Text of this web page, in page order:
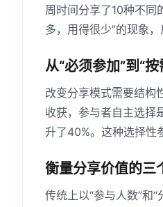
周时间分享了10种不同
多，用得很少”的现象
从“必须参加”到“
改变分享模式需要结构
收获，参与者自主选择
升了40%。这种选择性
衡量分享价值的三
传统上以“参与人数”和